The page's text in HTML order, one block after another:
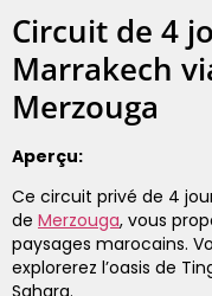
Circuit de 4
Marrakech
Merzouga
Aperçu:
Ce circuit privé de 4
de Merzouga, vous
paysages marocains.
explorerez l’oasis de